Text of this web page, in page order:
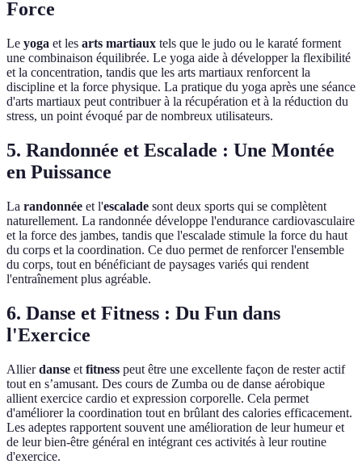
Force
Le yoga et les arts martiaux tels que le judo ou le karaté forment
une combinaison équilibrée. Le yoga aide à développer la flexibilité
et la concentration, tandis que les arts martiaux renforcent la
discipline et la force physique. La pratique du yoga après une séance
d'arts martiaux peut contribuer à la récupération et à la réduction du
stress, un point évoqué par de nombreux utilisateurs.
5. Randonnée et Escalade : Une Montée
en Puissance
La randonnée et l'escalade sont deux sports qui se complètent
naturellement. La randonnée développe l'endurance cardiovasculaire
et la force des jambes, tandis que l'escalade stimule la force du haut
du corps et la coordination. Ce duo permet de renforcer l'ensemble
du corps, tout en bénéficiant de paysages variés qui rendent
l'entraînement plus agréable.
6. Danse et Fitness : Du Fun dans
l'Exercice
Allierdanse et fitness peut être une excellente façon de rester actif
tout en s’amusant. Des cours de Zumba ou de danse aérobique
allient exercice cardio et expression corporelle. Cela permet
d'améliorer la coordination tout en brûlant des calories efficacement.
Les adeptes rapportent souvent une amélioration de leur humeur et
de leur bien-être général en intégrant ces activités à leur routine
d'exercice.